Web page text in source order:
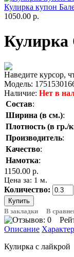
Кулирка купон
1050.00 р.
Кулирка
Наведите курсор,
Модель:
Наличие: Нет в
Состав:
Ширина (в см.):
Плотность (в гр./
Производитель:
Качество:
Намотка:
1150.00 р.
Цена за: 1 м.
Количество:
В закладки В
Описание
Кулирка с лайкрой